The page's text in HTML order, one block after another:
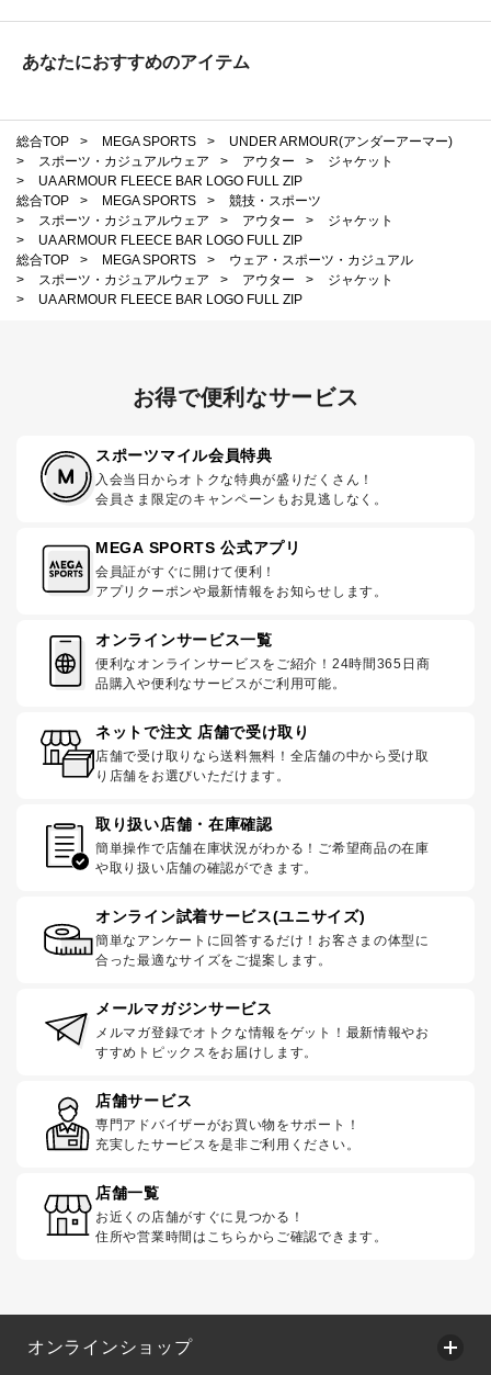
あなたにおすすめのアイテム
総合TOP > MEGA SPORTS >
UNDER ARMOUR(アンダーアーマー)
>
スポーツ・カジュアルウェア > アウター >
ジャケット
>
UA ARMOUR FLEECE BAR LOGO FULL ZIP
総合TOP
> MEGA SPORTS >
競技・スポーツ
>
スポーツ・カジュアルウェア > アウター >
ジャケット
>
UA ARMOUR FLEECE BAR LOGO FULL ZIP
総合TOP
> MEGA SPORTS >
ウェア・スポーツ・カジュアル
>
スポーツ・カジュアルウェア > アウター >
ジャケット
>
UA ARMOUR FLEECE BAR LOGO FULL ZIP
お得で便利なサービス
スポーツマイル会員特典
入会当日からオトクな特典が盛りだくさん！
会員さま限定のキャンペーンもお見逃しなく。
MEGA SPORTS 公式アプリ
会員証がすぐに開けて便利！
アプリクーポンや最新情報をお知らせします。
オンラインサービス一覧
便利なオンラインサービスをご紹介！24時間365日商
品購入や便利なサービスがご利用可能。
ネットで注文 店舗で受け取り
店舗で受け取りなら送料無料！全店舗の中から受け取
り店舗をお選びいただけます。
取り扱い店舗・在庫確認
簡単操作で店舗在庫状況がわかる！ご希望商品の在庫
や取り扱い店舗の確認ができます。
オンライン試着サービス(ユニサイズ)
簡単なアンケートに回答するだけ！お客さまの体型に
合った最適なサイズをご提案します。
メールマガジンサービス
メルマガ登録でオトクな情報をゲット！最新情報やお
すすめトピックスをお届けします。
店舗サービス
専門アドバイザーがお買い物をサポート！
充実したサービスを是非ご利用ください。
店舗一覧
お近くの店舗がすぐに見つかる！
住所や営業時間はこちらからご確認できます。
オンラインショップ